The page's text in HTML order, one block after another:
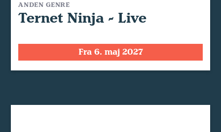
ANDEN GENRE
Ternet Ninja - Live
Fra 6. maj 2027